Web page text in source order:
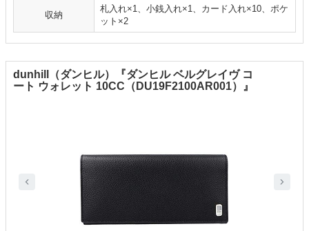
収納
札入れ×1、小銭入れ×1、カード入れ×10、ポケ
ット×2
dunhill（ダンヒル）『ダンヒル ベルグレイヴ コ
ート ウォレット 10CC（DU19F2100AR001）』